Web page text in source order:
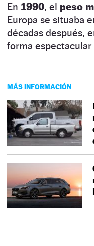
En 1990, el peso
Europa se situaba
décadas después,
forma espectacular
MÁS INFORMACIÓN